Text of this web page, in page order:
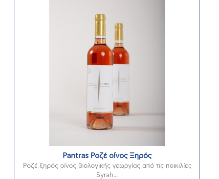
Pantras Ροζέ οίνος Ξηρός
Ροζέ ξηρός οίνος βιολογικής γεωργίας από τις ποικιλίες
Syrah...